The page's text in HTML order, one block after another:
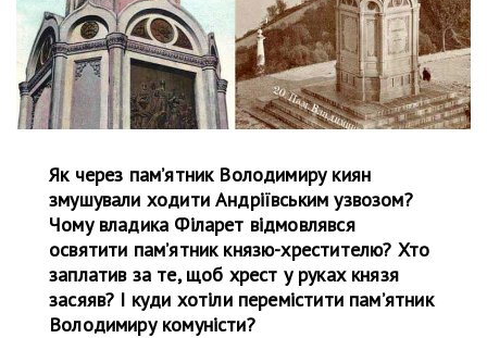
Як через памʼятник Володимиру киян
змушували ходити Андріївським узвозом?
Чому владика Філарет відмовлявся
освятити памʼятник князю-хрестителю? Хто
заплатив за те, щоб хрест у руках князя
засяяв? І куди хотіли перемістити памʼятник
Володимиру комуністи?